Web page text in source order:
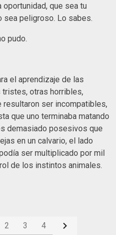
que sea tu
sea peligroso. Lo sabes.
pudo.
el aprendizaje de las
tristes, otras horribles,
resultaron ser incompatibles,
que uno terminaba matando
demasiado posesivos que
en un calvario, el lado
ser multiplicado por mil
de los instintos animales.
2 3 4 